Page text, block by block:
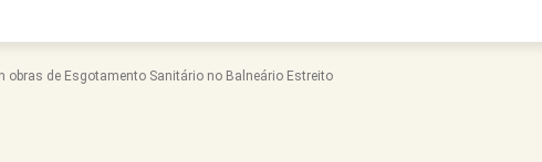
obras de Esgotamento Sanitário no Balneário Estreito